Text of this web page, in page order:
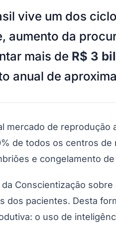
vive um dos
aumento da
mais de R$ 3
anual de
mercado de
de todos os centros
e congelamento
Conscientização
dos pacientes. Desta
o uso de